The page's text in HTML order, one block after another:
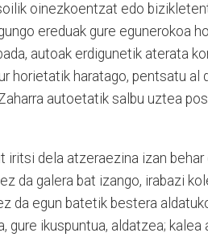
oinezkoentzat edo
ereduak gure egunerokoa
autoak erdigunetik aterata
horietatik haratago, pentsatu al
autoetatik salbu uztea
iritsi dela atzeraezina izan behar
da galera bat izango, irabazi
da egun batetik bestera
gure ikuspuntua, aldatzea;